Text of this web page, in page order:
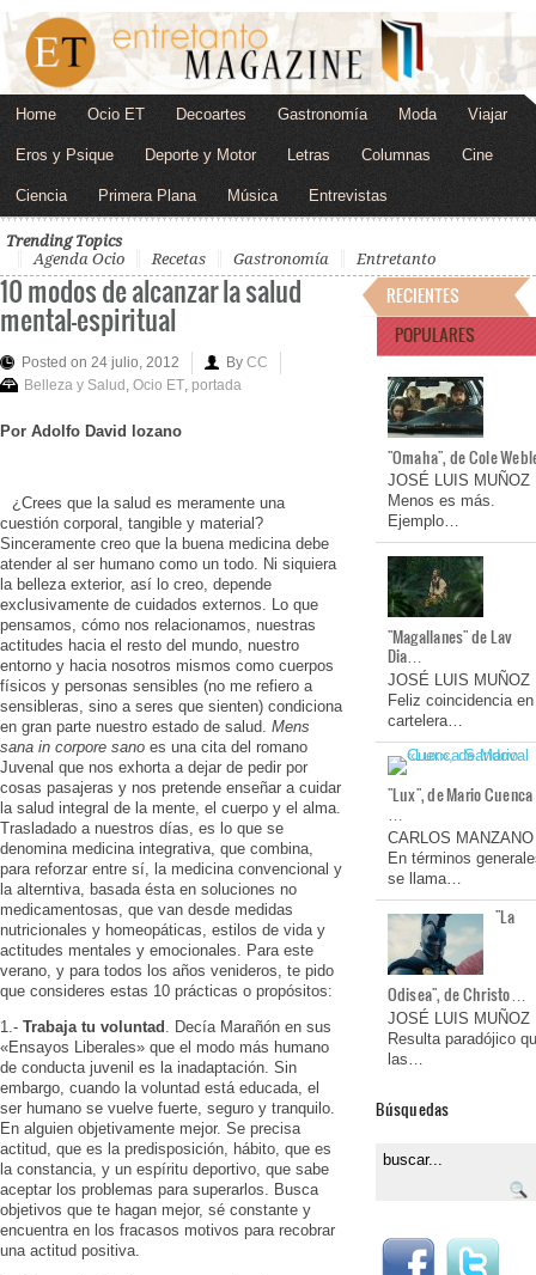
Home Ocio ET Decoartes Gastronomía Moda Viajar
Eros y Psique Deporte y Motor Letras Columnas Cine
Ciencia Primera Plana Música Entrevistas
Trending Topics
Agenda Ocio
Recetas Gastronomía Entretanto
10 modos de alcanzar la salud
mental-espiritual
Posted on 24 julio, 2012 By CC
Belleza y Salud Ocio ET portada
Por Adolfo David lozano
¿Crees que la salud es meramente una
cuestión corporal, tangible y material?
Sinceramente creo que la buena medicina debe
atender al ser humano como un todo. Ni siquiera
la belleza exterior, así lo creo, depende
exclusivamente de cuidados externos. Lo que
pensamos, cómo nos relacionamos, nuestras
actitudes hacia el resto del mundo, nuestro
entorno y hacia nosotros mismos como cuerpos
físicos y personas sensibles (no me refiero a
sensibleras, sino a seres que sienten) condiciona
en gran parte nuestro estado de salud. Mens
sana in corpore sano es una cita del romano
Juvenal que nos exhorta a dejar de pedir por
cosas pasajeras y nos pretende enseñar a cuidar
la salud integral de la mente, el cuerpo y el alma.
Trasladado a nuestros días, es lo que se
denomina medicina integrativa, que combina,
para reforzar entre sí, la medicina convencional y
la alterntiva, basada ésta en soluciones no
medicamentosas, que van desde medidas
nutricionales y homeopáticas, estilos de vida y
actitudes mentales y emocionales. Para este
verano, y para todos los años venideros, te pido
que consideres estas 10 prácticas o propósitos:
1.- Trabaja tu voluntad . Decía Marañón en sus
«Ensayos Liberales» que el modo más humano
de conducta juvenil es la inadaptación. Sin
embargo, cuando la voluntad está educada, el
ser humano se vuelve fuerte, seguro y tranquilo.
En alguien objetivamente mejor. Se precisa
actitud, que es la predisposición, hábito, que es
la constancia, y un espíritu deportivo, que sabe
aceptar los problemas para superarlos. Busca
objetivos que te hagan mejor, sé constante y
encuentra en los fracasos motivos para recobrar
una actitud positiva.
RECIENTES
POPULARES
"Omaha", de Cole
JOSÉ LUIS MUÑOZ
Menos es más.
Ejemplo…
"Magallanes" de Lav
Dia…
JOSÉ LUIS MUÑOZ
Feliz coincidencia en
cartelera…
"Lux", de Mario Cuenca
…
CARLOS MANZANO
En términos
se llama…
"La
Odisea", de Christo…
JOSÉ LUIS MUÑOZ
Resulta paradójico
las…
Búsquedas